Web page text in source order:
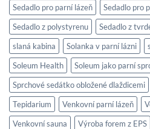
Sedadlo pro parní lázeň
Sedadlo pro
Sedadlo z polystyrenu
Sedadlo z
slaná kabina
Solanka v parní lázni
Soleum Health
Soleum jako parní
Sprchové sedátko obložené dlaždicemi
Tepidarium
Venkovní parní lázeň
Venkovní sauna
Výroba forem z EPS